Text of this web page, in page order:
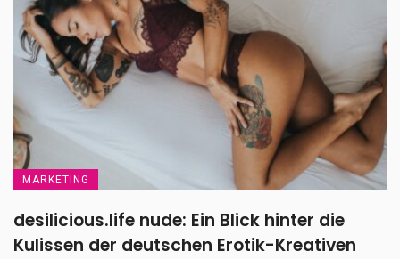
MARKETING
desilicious.life nude: Ein Blick hinter die
Kulissen der deutschen Erotik-Kreativen